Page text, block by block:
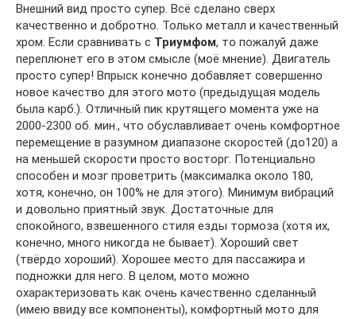
Внешний вид просто супер. Всё сделано сверх
качественно и добротно. Только металл и качественный
хром. Если сравнивать с Триумфом, то пожалуй даже
переплюнет его в этом смысле (моё мнение). Двигатель
просто супер! Впрыск конечно добавляет совершенно
новое качество для этого мото (предыдущая модель
была карб.). Отличный пик крутящего момента уже на
2000-2300 об. мин., что обуславливает очень комфортное
перемещение в разумном диапазоне скоростей (до120) а
на меньшей скорости просто восторг. Потенциально
способен и мозг проветрить (максималка около 180,
хотя, конечно, он 100% не для этого). Минимум вибраций
и довольно приятный звук. Достаточные для
спокойного, взвешенного стиля езды тормоза (хотя их,
конечно, много никогда не бывает). Хороший свет
(твёрдо хороший). Хорошее место для пассажира и
подножки для него. В целом, мото можно
охарактеризовать как очень качественно сделанный
(имею ввиду все компоненты), комфортный мото для